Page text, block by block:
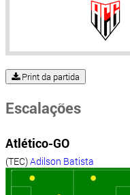
Print da partida
Escalações
Atlético-GO
(TEC)Adilson Batista